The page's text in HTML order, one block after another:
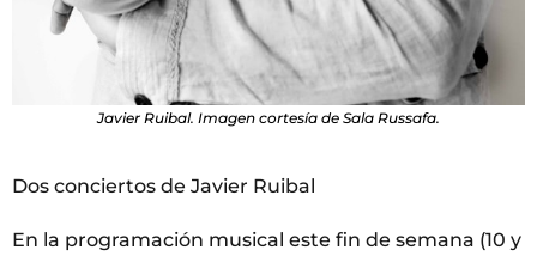
Javier Ruibal. Imagen cortesía de Sala Russafa.
Dos conciertos de Javier Ruibal
En la programación musical este fin de semana (10 y